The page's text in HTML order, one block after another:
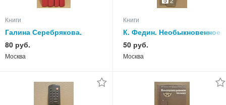
Книги
Галина Серебрякова.
Собрание сочинений в 5
томах.
80 руб.
Москва
Книги
К. Федин. Необыкновенное
лето. 1953 г.
50 руб.
Москва